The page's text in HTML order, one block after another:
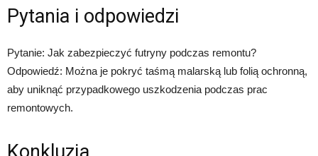
Pytania i odpowiedzi
Pytanie: Jak zabezpieczyć futryny podczas remontu?
Odpowiedź: Można je pokryć taśmą malarską lub folią ochronną,
aby uniknąć przypadkowego uszkodzenia podczas prac
remontowych.